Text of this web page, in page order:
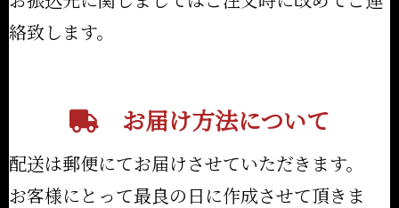
絡致します。
お届け方法について
配送は郵便にてお届けさせていただきます。
お客様にとって最良の日に作成させて頂きま